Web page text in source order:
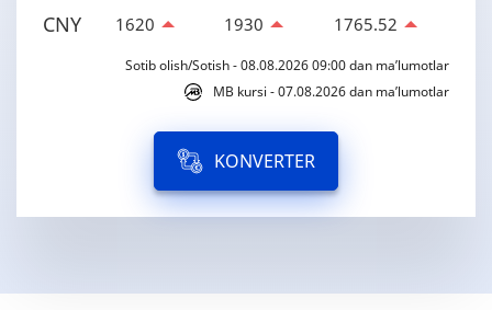
CNY 1620 1930 1765.52
Sotib olish/Sotish - 08.08.2026 09:00 dan ma’lumotlar
MB kursi - 07.08.2026 dan ma’lumotlar
KONVERTER